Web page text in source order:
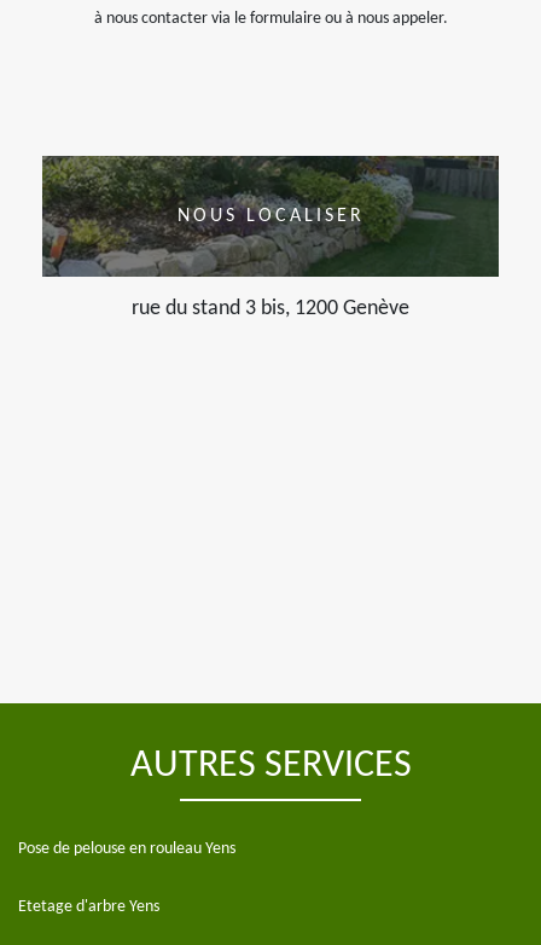
à nous contacter via le formulaire ou à nous appeler.
NOUS LOCALISER
rue du stand 3 bis, 1200 Genève
AUTRES SERVICES
Pose de pelouse en rouleau Yens
Etetage d'arbre Yens